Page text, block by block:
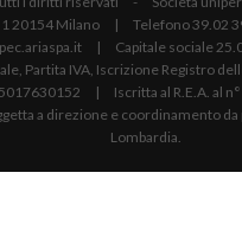
1 20154 Milano | Telefono 39.02
| Capitale sociale
Partita IVA, Iscrizione Registro
| Iscritta al R.E.A. al
a direzione e coordinamento da
Lombardia.